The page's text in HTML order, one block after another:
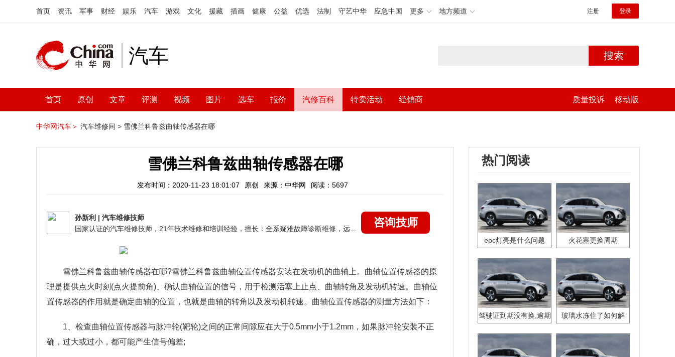
首页 资讯 军事 财经 娱乐 汽车 游戏 文化 援藏 插画 健康 公益 优选 法制 守艺中华 应急中国 更多 地方频道 注册 登录
汽车 搜索
首页 原创 文章 评测 视频 图片 选车 报价 汽修百科 特卖活动 经销商 质量投诉 移动版
中华网汽车＞ 汽车维修间 > 雪佛兰科鲁兹曲轴传感器在哪
雪佛兰科鲁兹曲轴传感器在哪
发布时间：2020-11-23 18:01:07 原创 来源：中华网 阅读：5697
孙新利 | 汽车维修技师
咨询技师
雪佛兰科鲁兹曲轴传感器在哪?雪佛兰科鲁兹曲轴位置传感器安装在发动机的曲轴上。曲轴位置传感器的原
理是提供点火时刻(点火提前角)、确认曲轴位置的信号，用于检测活塞上止点、曲轴转角及发动机转速。曲轴位
置传感器的作用就是确定曲轴的位置，也就是曲轴的转角以及发动机转速。曲轴位置传感器的测量方法如下：
1、检查曲轴位置传感器与脉冲轮(靶轮)之间的正常间隙应在大于0.5mm小于1.2mm，如果脉冲轮安装不正
确，过大或过小，都可能产生信号偏差;
热门阅读
epc灯亮是什么问题 火花塞更换周期
驾驶证到期没有换,逾期
玻璃水冻住了如何解